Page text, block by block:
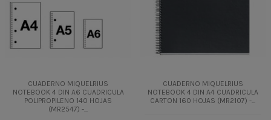
CUADERNO MIQUELRIUS
NOTEBOOK 4 DIN A6 CUADRICULA
POLIPROPILENO 140 HOJAS
(MR2547) -...
CUADERNO MIQUELRIUS
NOTEBOOK 4 DIN A4 CUADRICULA
CARTON 160 HOJAS (MR2107) -...